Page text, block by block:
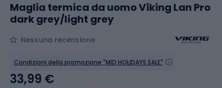
Maglia termica da uomo Viking Lan Pro
dark grey/light grey
Nessuna recensione
Condizioni della promozione "MID HOLIDAYS SALE"
33,99 €